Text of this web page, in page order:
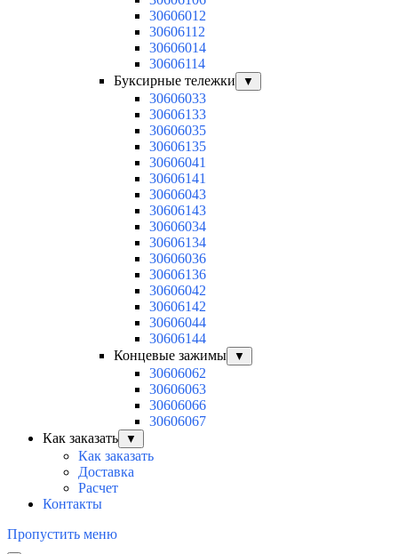
30606012
30606112
30606014
30606114
Буксирные тележки
▼
30606033
30606133
30606035
30606135
30606041
30606141
30606043
30606143
30606034
30606134
30606036
30606136
30606042
30606142
30606044
30606144
Концевые зажимы
▼
30606062
30606063
30606066
30606067
Как заказать
▼
Как заказать
Доставка
Расчет
Контакты
Пропустить меню